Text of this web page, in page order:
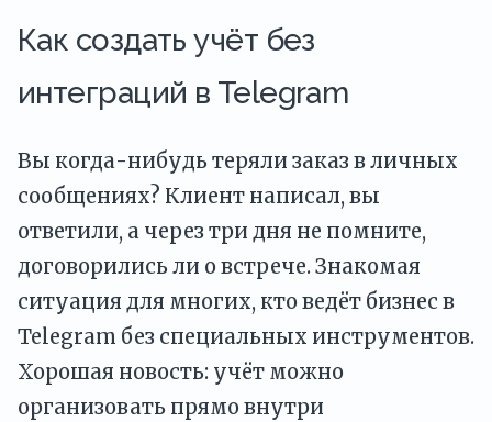
Как создать учёт без
интеграций в Telegram
Вы когда-нибудь теряли заказ в личных
сообщениях? Клиент написал, вы
ответили, а через три дня не помните,
договорились ли о встрече. Знакомая
ситуация для многих, кто ведёт бизнес в
Telegram без специальных инструментов.
Хорошая новость: учёт можно
организовать прямо внутри